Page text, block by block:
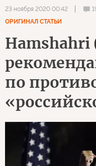
23 ноября 2020 00:42
ОРИГИНАЛ СТАТЬИ
по